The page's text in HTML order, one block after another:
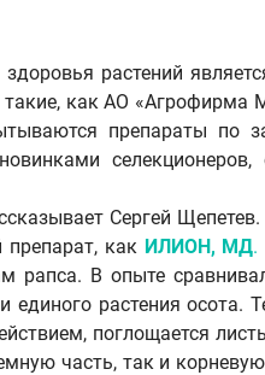
растений
как АО «Агрофирма
препараты по
Сергей
как ИЛИОН, МД.
рапса. В опыте
единого растения осота.
поглощается
часть, так и